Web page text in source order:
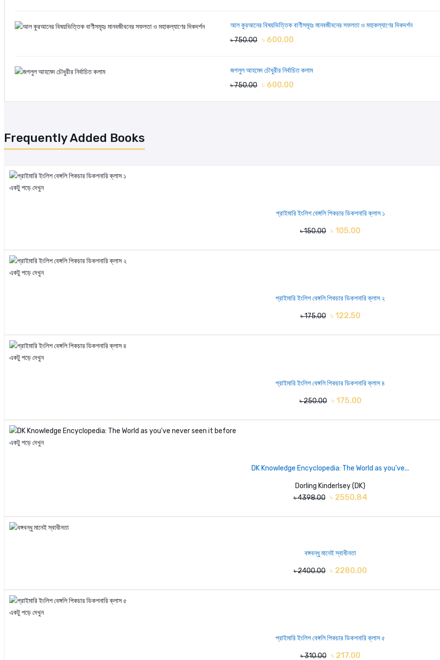
আল কুরআনের বিষয়ভিত্তিক বাণীসমূহঃ মানবজীবনের সফলতা ও মহাকল্যাণের দিকদর্শন
৳ 750.00 ৳ 600.00
জগলুল আহমেদ চৌধুরীর নির্বাচিত কলাম
৳ 750.00 ৳ 600.00
Frequently Added Books
একটু পড়ে দেখুন
প্রাইমারি ইংলিশ বেঙ্গলি পিকচার ডিকশনারি ক্লাস ১
৳ 150.00 ৳ 105.00
একটু পড়ে দেখুন
প্রাইমারি ইংলিশ বেঙ্গলি পিকচার ডিকশনারি ক্লাস ২
৳ 175.00 ৳ 122.50
একটু পড়ে দেখুন
প্রাইমারি ইংলিশ বেঙ্গলি পিকচার ডিকশনারি ক্লাস ৪
৳ 250.00 ৳ 175.00
একটু পড়ে দেখুন
DK Knowledge Encyclopedia: The World as you've...
Dorling Kinderlsey (DK)
৳ 4398.00 ৳ 2550.84
বঙ্গবন্ধু মানেই স্বাধীনতা
৳ 2400.00 ৳ 2280.00
একটু পড়ে দেখুন
প্রাইমারি ইংলিশ বেঙ্গলি পিকচার ডিকশনারি ক্লাস ৫
৳ 310.00 ৳ 217.00